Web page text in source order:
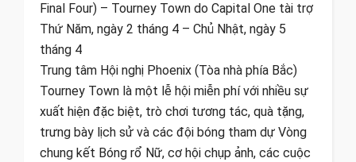
Final Four) – Tourney Town do Capital One tài trợ
Thứ Năm, ngày 2 tháng 4 – Chủ Nhật, ngày 5
tháng 4
Trung tâm Hội nghị Phoenix (Tòa nhà phía Bắc)
Tourney Town là một lễ hội miễn phí với nhiều sự
xuất hiện đặc biệt, trò chơi tương tác, quà tặng,
trưng bày lịch sử và các đội bóng tham dự Vòng
chung kết Bóng rổ Nữ, cơ hội chụp ảnh, các cuộc